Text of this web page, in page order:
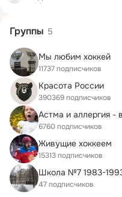
Группы 5
Мы любим хоккей
11737 подписчиков
Красота России
390369 подписчиков
Астма и аллергия -
6760 подписчиков
Живущие хоккеем
15313 подписчиков
Школа №7 1983-
47 подписчиков